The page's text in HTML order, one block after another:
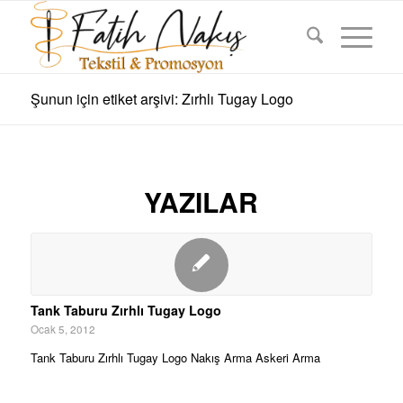
Şunun için etiket arşivi: Zırhlı Tugay Logo
YAZILAR
Tank Taburu Zırhlı Tugay Logo
Ocak 5, 2012
Tank Taburu Zırhlı Tugay Logo Nakış Arma Askeri Arma